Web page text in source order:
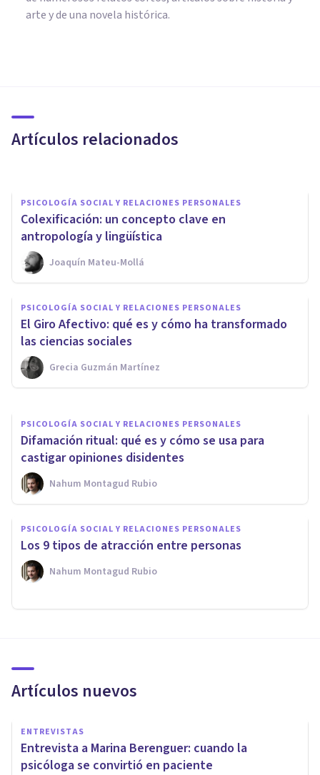
arte y de una novela histórica.
Artículos relacionados
Transculturales?
PSICOLOGÍA SOCIAL Y RELACIONES PERSONALES
Colexificación: un concepto clave en
antropología y lingüística
Joaquín Mateu-Mollá
PSICOLOGÍA SOCIAL Y RELACIONES PERSONALES
El Giro Afectivo: qué es y cómo ha transformado
las ciencias sociales
Grecia Guzmán Martínez
PSICOLOGÍA SOCIAL Y RELACIONES PERSONALES
Instintos coalicionales: qué
son, características, ventajas y
desventajas
Mario Arrimada
PSICOLOGÍA SOCIAL Y RELACIONES PERSONALES
Difamación ritual: qué es y cómo se usa para
castigar opiniones disidentes
Nahum Montagud Rubio
PSICOLOGÍA SOCIAL Y RELACIONES PERSONALES
Los 9 tipos de atracción entre personas
Nahum Montagud Rubio
Artículos nuevos
ENTREVISTAS
Entrevista a Marina Berenguer: cuando la
psicóloga se convirtió en paciente